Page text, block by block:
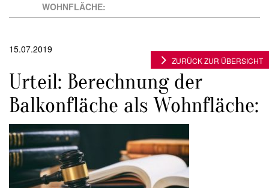
WOHNFLÄCHE:
15.07.2019
Urteil: Berechnung der
Balkonfläche als Wohnfläche:
ZURÜCK ZUR ÜBERSICHT